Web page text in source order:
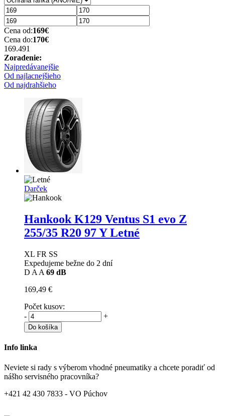
Cena od:169€
Cena do:170€
169.491
Zoradenie:
Najpredávanejšie
Od najlacnejšieho
Od najdrahšieho
Darček
Hankook K129 Ventus S1 evo Z
255/35 R20 97 Y Letné
XL FR SS
Expedujeme bežne do 2 dní
D A A 69 dB
169,49 €
Počet kusov:
-
+
Do košíka
Info linka
Neviete si rady s výberom vhodné pneumatiky a chcete poradiť od
nášho servisného pracovníka?
+421 42 430 7833 - VO Púchov